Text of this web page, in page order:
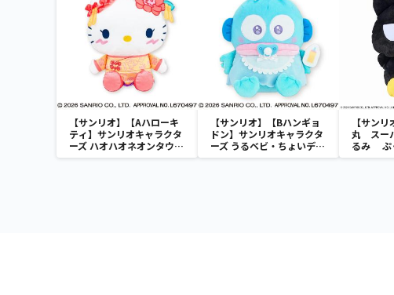
【サンリオ】【Aハローキ
ティ】サンリオキャラクタ
ーズ ハオハオネオンタウン
ドールBIGタイプ1
【サンリオ】【Bハンギョ
ドン】サンリオキャラクタ
ーズ うるベビ・ちょいデカ
ドール
【サン
丸 スー
るみ ぷ